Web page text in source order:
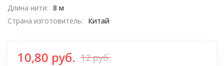
Длина нити: 8 м
Страна изготовитель:
Китай
10,80 руб. 12 руб.